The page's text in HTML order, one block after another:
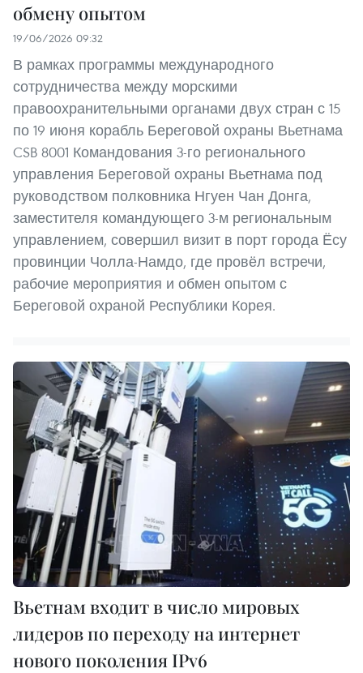
обмену опытом
19/06/2026 09:32
В рамках программы международного
сотрудничества между морскими
правоохранительными органами двух стран с 15
по 19 июня корабль Береговой охраны Вьетнама
CSB 8001 Командования 3-го регионального
управления Береговой охраны Вьетнама под
руководством полковника Нгуен Чан Донга,
заместителя командующего 3-м региональным
управлением, совершил визит в порт города Ёсу
провинции Чолла-Намдо, где провёл встречи,
рабочие мероприятия и обмен опытом с
Береговой охраной Республики Корея.
Вьетнам входит в число мировых
лидеров по переходу на интернет
нового поколения IPv6